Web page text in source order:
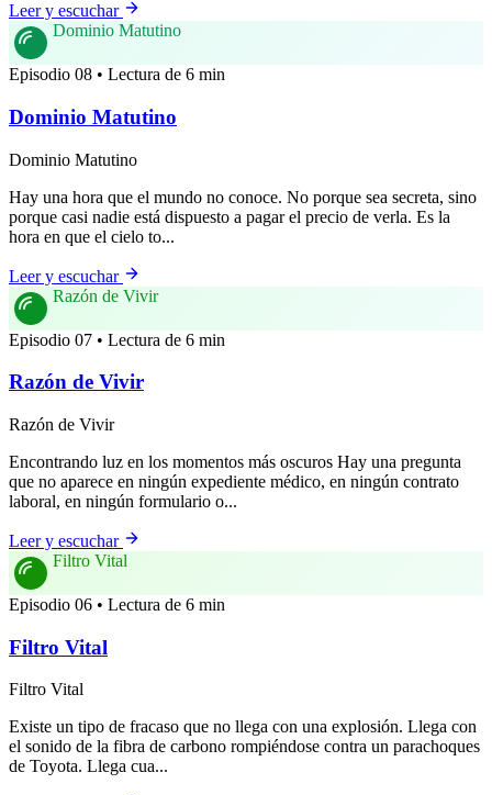
Leer y escuchar
Dominio Matutino
Episodio 08 • Lectura de 6 min
Dominio Matutino
Dominio Matutino
Hay una hora que el mundo no conoce. No porque sea secreta, sino
porque casi nadie está dispuesto a pagar el precio de verla. Es la
hora en que el cielo to...
Leer y escuchar
Razón de Vivir
Episodio 07 • Lectura de 6 min
Razón de Vivir
Razón de Vivir
Encontrando luz en los momentos más oscuros Hay una pregunta
que no aparece en ningún expediente médico, en ningún contrato
laboral, en ningún formulario o...
Leer y escuchar
Filtro Vital
Episodio 06 • Lectura de 6 min
Filtro Vital
Filtro Vital
Existe un tipo de fracaso que no llega con una explosión. Llega con
el sonido de la fibra de carbono rompiéndose contra un parachoques
de Toyota. Llega cua...